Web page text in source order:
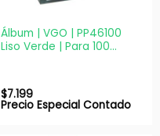
Álbum | VGO | PP46100
Liso Verde | Para 100
$7.199
Precio Especial Contado